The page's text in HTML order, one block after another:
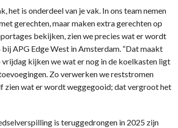
het is onderdeel van je vak. In ons team nemen
gerechten, maar maken extra gerechten op
bekijken, zien we precies wat er wordt
APG Edge West in Amsterdam. “Dat maakt
kijken we wat er nog in de koelkasten ligt
Zo verwerken we reststromen
zien wat er wordt weggegooid; dat vergroot het
is teruggedrongen in 2025 zijn